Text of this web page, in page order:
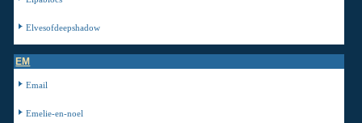
Elvesofdeepshadow
EM
Email
Emelie-en-noel